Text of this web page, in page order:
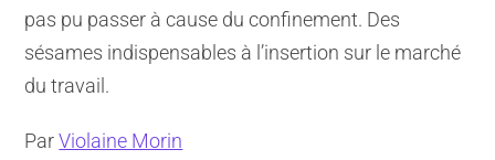
pas pu passer à cause du confinement. Des
sésames indispensables à l’insertion sur le marché
du travail.
ParViolaine Morin